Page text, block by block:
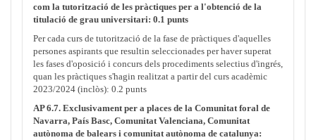
com la tutorització de les pràctiques per a l'obtenció de la
titulació de grau universitari: 0.1 punts
Per cada curs de tutorització de la fase de pràctiques d'aquelles
persones aspirants que resultin seleccionades per haver superat
les fases d'oposició i concurs dels procediments selectius d'ingrés,
quan les pràctiques s'hagin realitzat a partir del curs acadèmic
2023/2024 (inclòs): 0.2 punts
AP 6.7. Exclusivament per a places de la Comunitat foral de
Navarra, País Basc, Comunitat Valenciana, Comunitat
autònoma de balears i comunitat autònoma de catalunya: